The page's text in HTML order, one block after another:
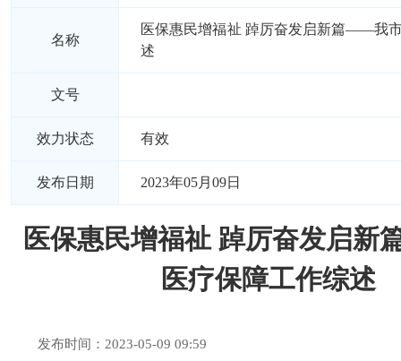
名称
医保惠民增福祉 踔厉奋发启新篇——我
述
文号
效力状态 有效
发布日期 2023年05月09日
医保惠民增福祉 踔厉奋发启
医疗保障工作综述
发布时间：2023-05-09 09:59